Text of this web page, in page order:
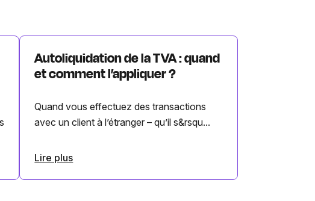
Autoliquidation de la TVA : quand
et comment l’appliquer ?
Quand vous effectuez des transactions
avec un client à l’étranger – qu’il s&rsqu...
Lire plus